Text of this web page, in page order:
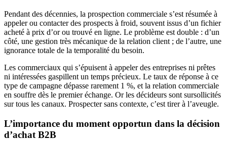
Pendant des décennies, la prospection commerciale s’est résumée à
appeler ou contacter des prospects à froid, souvent issus d’un fichier
acheté à prix d’or ou trouvé en ligne. Le problème est double : d’un
côté, une gestion très mécanique de la relation client ; de l’autre, une
ignorance totale de la temporalité du besoin.
Les commerciaux qui s’épuisent à appeler des entreprises ni prêtes
ni intéressées gaspillent un temps précieux. Le taux de réponse à ce
type de campagne dépasse rarement 1 %, et la relation commerciale
en souffre dès le premier échange. Or les décideurs sont sursollicités
sur tous les canaux. Prospecter sans contexte, c’est tirer à l’aveugle.
L’importance du moment opportun dans la décision
d’achat B2B